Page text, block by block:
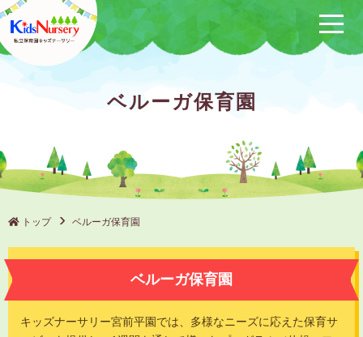
サービス概要
（保けいこ）
園の1日
施設一覧
ブログ
採用情報
ベルーガ保育園
トップ ベルーガ保育園
ベルーガ保育園
キッズナーサリー宮前平園では、多様なニーズに応えた保育サ